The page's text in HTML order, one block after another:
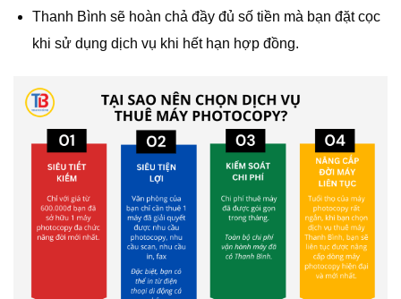
Thanh Bình sẽ hoàn chả đầy đủ số tiền mà bạn đặt cọc
khi sử dụng dịch vụ khi hết hạn hợp đồng.